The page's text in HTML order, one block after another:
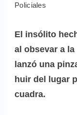
Policiales
El insólito
al obsevar a
lanzó una
huir del lugar
cuadra.